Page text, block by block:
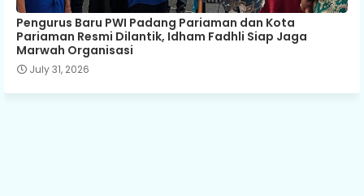
Pengurus Baru PWI Padang Pariaman dan Kota
Pariaman Resmi Dilantik, Idham Fadhli Siap Jaga
Marwah Organisasi
July 31, 2026